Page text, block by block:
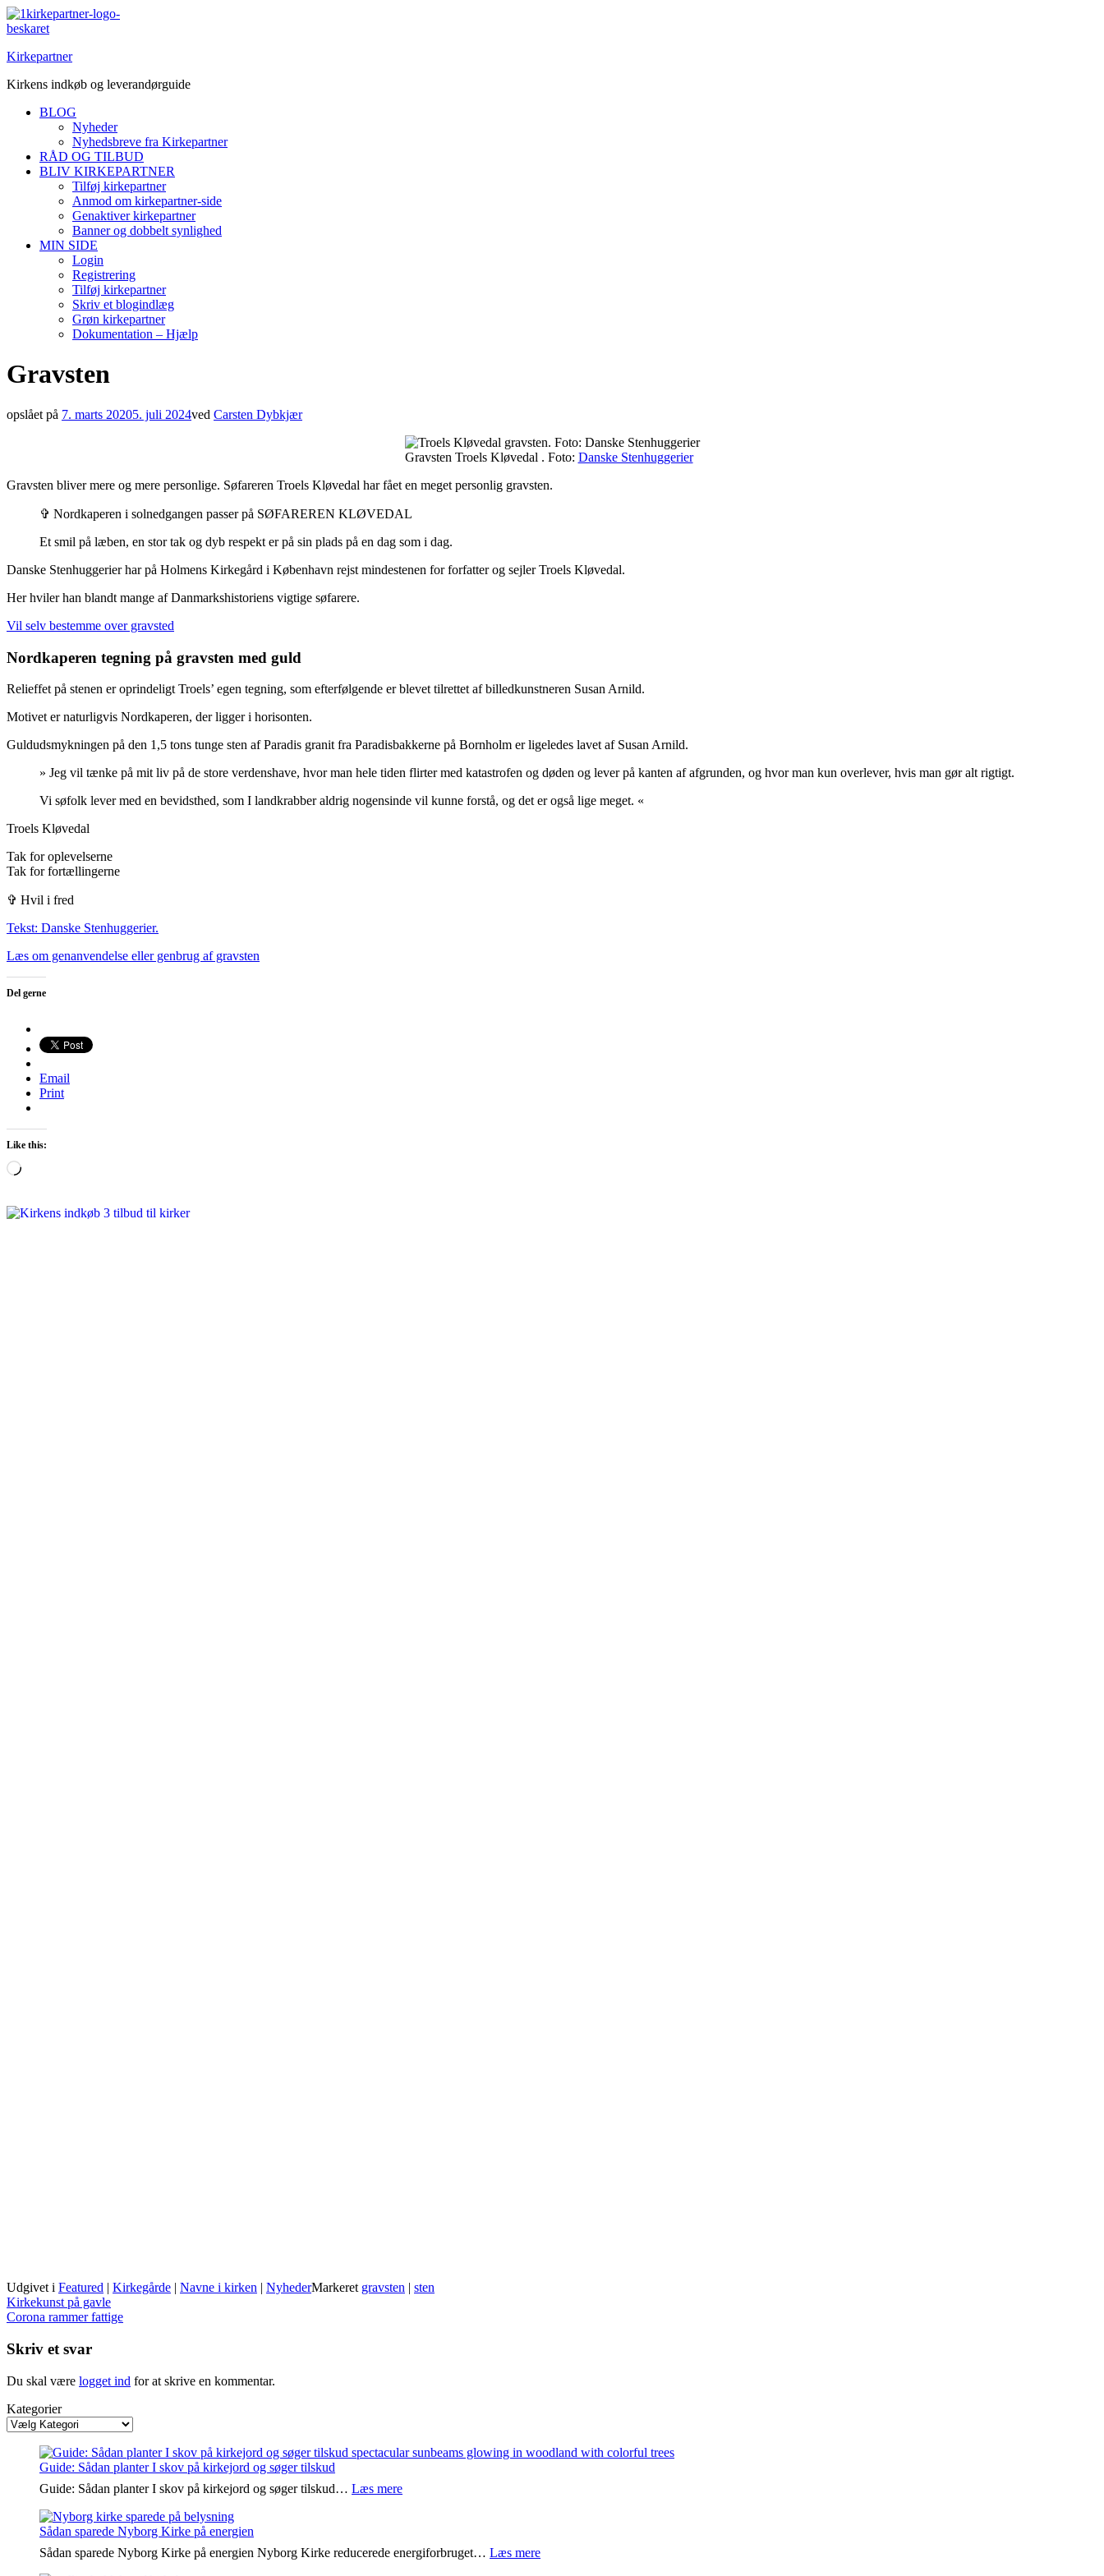
Spring
til
Kirkepartner
Kirkens indkøb og leverandørguide
BLOG
Nyheder
Nyhedsbreve fra Kirkepartner
RÅD OG TILBUD
BLIV KIRKEPARTNER
Tilføj kirkepartner
Anmod om kirkepartner-side
Genaktiver kirkepartner
Banner og dobbelt synlighed
MIN SIDE
Login
Registrering
Tilføj kirkepartner
Skriv et blogindlæg
Grøn kirkepartner
Dokumentation – Hjælp
Gravsten
opslået på 7. marts 20205. juli 2024ved Carsten Dybkjær
Gravsten Troels Kløvedal . Foto: Danske Stenhuggerier
Gravsten bliver mere og mere personlige. Søfareren Troels Kløvedal har fået en meget personlig gravsten.
✞ Nordkaperen i solnedgangen passer på SØFAREREN KLØVEDAL
Et smil på læben, en stor tak og dyb respekt er på sin plads på en dag som i dag.
Danske Stenhuggerier har på Holmens Kirkegård i København rejst mindestenen for forfatter og sejler Troels Kløvedal.
Her hviler han blandt mange af Danmarkshistoriens vigtige søfarere.
Vil selv bestemme over gravsted
Nordkaperen tegning på gravsten med guld
Relieffet på stenen er oprindeligt Troels’ egen tegning, som efterfølgende er blevet tilrettet af billedkunstneren Susan Arnild.
Motivet er naturligvis Nordkaperen, der ligger i horisonten.
Guldudsmykningen på den 1,5 tons tunge sten af Paradis granit fra Paradisbakkerne på Bornholm er ligeledes lavet af Susan Arnild.
» Jeg vil tænke på mit liv på de store verdenshave, hvor man hele tiden flirter med katastrofen og døden og lever på kanten af afgrunden, og hvor man kun overlever, hvis man gør alt rigtigt.
Vi søfolk lever med en bevidsthed, som I landkrabber aldrig nogensinde vil kunne forstå, og det er også lige meget. «
Troels Kløvedal
Tak for oplevelserne
Tak for fortællingerne
✞ Hvil i fred
Tekst: Danske Stenhuggerier.
Læs om genanvendelse eller genbrug af gravsten
Del gerne
Email
Print
Like this:
Loading…
Udgivet i Featured | Kirkegårde | Navne i kirken | NyhederMarkeret gravsten | sten
Indlægsnavigation
Kirkekunst på gavle
Corona rammer fattige
Skriv et svar
Du skal være logget ind for at skrive en kommentar.
Kategorier
Guide: Sådan planter I skov på kirkejord og søger tilskud
Guide: Sådan planter I skov på kirkejord og søger tilskud… Læs mere:
skov
Sådan sparede Nyborg Kirke på energien
Sådan sparede Nyborg Kirke på energien Nyborg Kirke reducerede energiforbruget… Læs mere: